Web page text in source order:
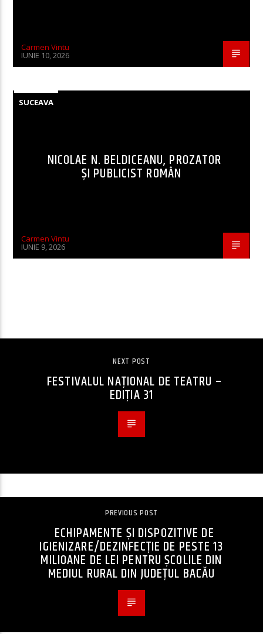
Carmen Vintu
IUNIE 10, 2026
SUCEAVA
NICOLAE N. BELDICEANU, PROZATOR
ȘI PUBLICIST ROMÂN
Carmen Vintu
IUNIE 9, 2026
NEXT POST
FESTIVALUL NAȚIONAL DE TEATRU –
EDIȚIA 31
PREVIOUS POST
ECHIPAMENTE ȘI DISPOZITIVE DE
IGIENIZARE/DEZINFECȚIE DE PESTE 13
MILIOANE DE LEI PENTRU ȘCOLILE DIN
MEDIUL RURAL DIN JUDEȚUL BACĂU